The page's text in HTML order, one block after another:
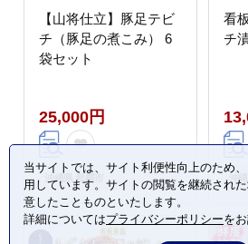
【山将仕立】豚足テビ
チ（豚足の煮こみ） 6
袋セット
25,000円
沖縄県 那覇市
看
チ
沖
当サイトでは、サイト利便性向上のため
用しています。サイトの閲覧を継続され
意したことものといたします。
詳細についてはプライバシーポリシーを